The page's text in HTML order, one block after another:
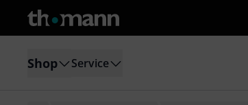
Shop Service